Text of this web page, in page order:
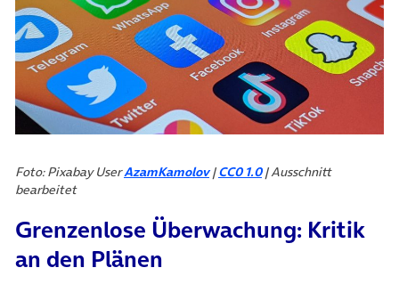
Foto: Pixabay UserAzamKamolov|CC0 1.0| Ausschnitt
bearbeitet
Grenzenlose Überwachung: Kritik
an den Plänen